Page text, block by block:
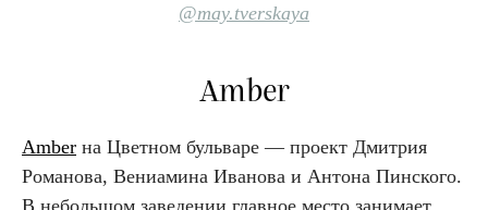
@may.tverskaya
Amber
Amber на Цветном бульваре — проект Дмитрия
Романова, Вениамина Иванова и Антона Пинского.
В небольшом заведении главное место занимает